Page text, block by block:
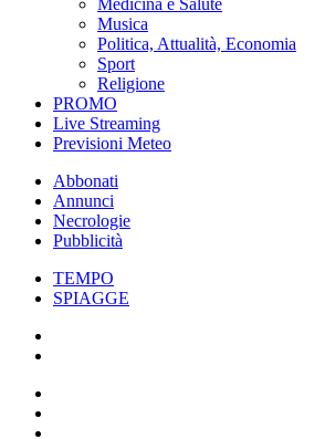
Medicina e Salute
Musica
Politica, Attualità, Economia
Sport
Religione
PROMO
Live Streaming
Previsioni Meteo
Abbonati
Annunci
Necrologie
Pubblicità
TEMPO
SPIAGGE